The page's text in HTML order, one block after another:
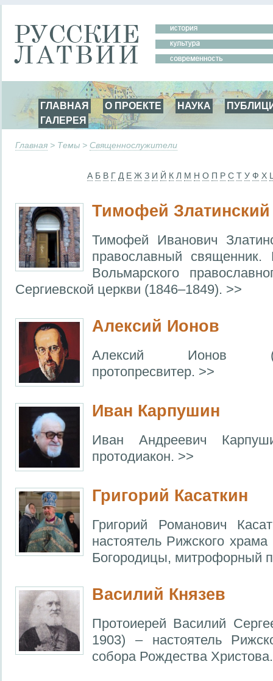
ГЛАВНАЯ О ПРОЕКТЕ НАУКА
ГАЛЕРЕЯ
Главная > Темы > Священнослужители
А Б В Г Д Е Ж З И Й К Л М Н О П Р С Т У Ф Х
Тимофей Златинский
Тимофей Иванович
православный
Вольмарского
Сергиевской церкви (1846–1849). >>
Алексий Ионов
Алексий Ионов
протопресвитер. >>
Иван Карпушин
Иван Андреевич
протодиакон. >>
Григорий Касаткин
Григорий Романович
настоятель Рижского
Богородицы, митрофорный
Василий Князев
Протоиерей Василий
1903) – настоятель
собора Рождества